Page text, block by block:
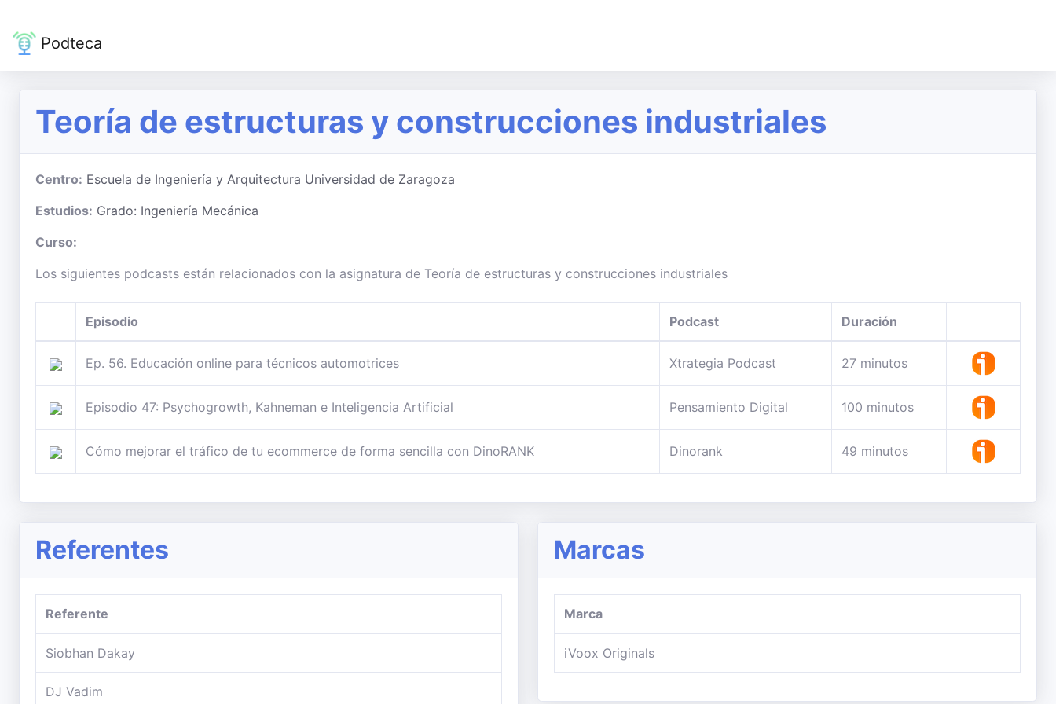
Podteca
Teoría de estructuras y construcciones industriales
Centro: Escuela de Ingeniería y Arquitectura Universidad de Zaragoza
Estudios: Grado: Ingeniería Mecánica
Curso:
Los siguientes podcasts están relacionados con la asignatura de Teoría de estructuras y construcciones industriales
Episodio Podcast Duración
Ep. 56. Educación online para técnicos automotrices Xtrategia Podcast 27 minutos
Episodio 47: Psychogrowth, Kahneman e Inteligencia Artificial Pensamiento Digital 100 minutos
Cómo mejorar el tráfico de tu ecommerce de forma sencilla con DinoRANK Dinorank 49 minutos
Referentes
Referente
Siobhan Dakay
DJ Vadim
Marcas
Marca
iVoox Originals